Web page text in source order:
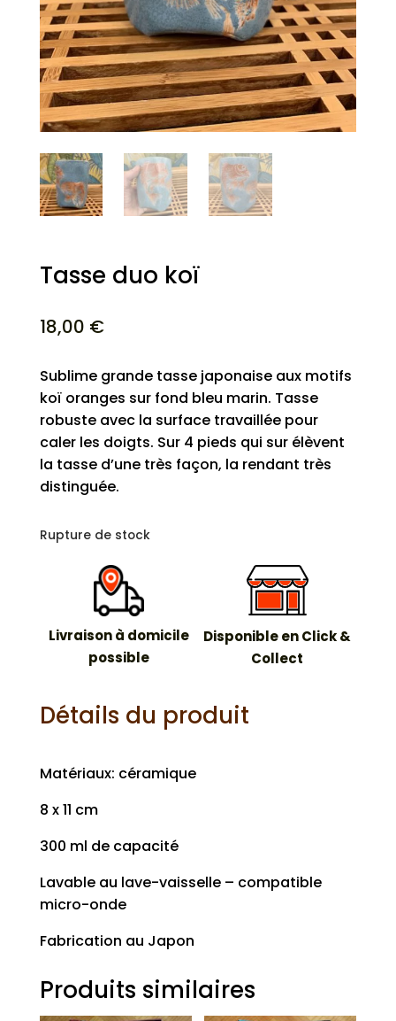
Tasse duo koï
18,00 €
Sublime grande tasse japonaise aux motifs
koï oranges sur fond bleu marin. Tasse
robuste avec la surface travaillée pour
caler les doigts. Sur 4 pieds qui sur élèvent
la tasse d’une très façon, la rendant très
distinguée.
Rupture de stock
Livraison à domicile
possible
Disponible en Click &
Collect
Détails du produit
Matériaux: céramique
8 x 11 cm
300 ml de capacité
Lavable au lave-vaisselle – compatible
micro-onde
Fabrication au Japon
Produits similaires